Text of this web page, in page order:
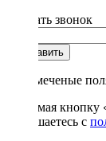
Заказать звонок
Отправить
* - отмеченые
Нажимая
соглашаетесь с